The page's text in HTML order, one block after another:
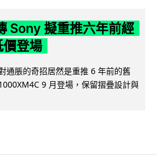
Sony 擬重推六年前經
登場
通脹的奇招居然是重推 6 年前的舊
9 月登場，保留摺疊設計與